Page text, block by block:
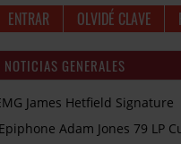
OLVIDÉ CLAVE
NOTICIAS GENERALES
James Hetfield Signature
Epiphone Adam Jones 79 LP